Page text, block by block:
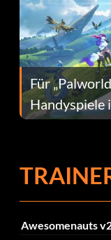
Für
Handyspiele
dafür.
Awesomenauts